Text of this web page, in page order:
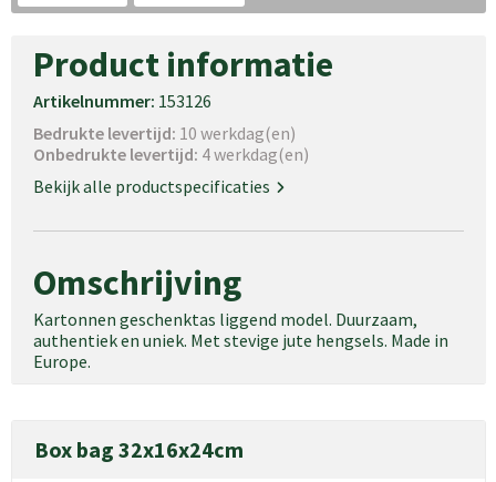
Schoudertassen
Goodiebags
Waterbestendige tassen
Trolleys
Product informatie
Artikelnummer: 153126
Bedrukte levertijd: 10 werkdag(en)
Onbedrukte levertijd: 4 werkdag(en)
Bekijk alle productspecificaties
Omschrijving
Kartonnen geschenktas liggend model. Duurzaam,
authentiek en uniek. Met stevige jute hengsels. Made in
Europe.
Box bag 32x16x24cm